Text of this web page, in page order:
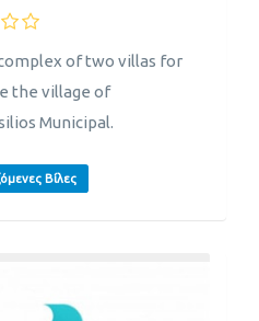
of two villas for
the village of
Municipal.
Βίλες